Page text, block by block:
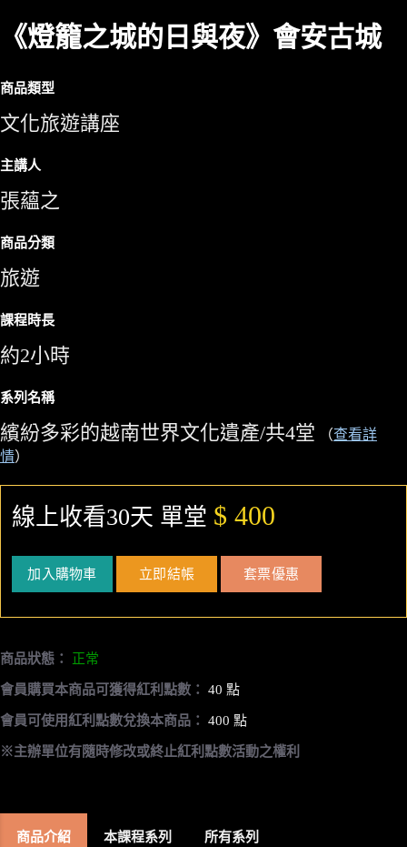
《燈籠之城的日與夜》會安古城
商品類型
文化旅遊講座
主講人
張蘊之
商品分類
旅遊
課程時長
約2小時
系列名稱
繽紛多彩的越南世界文化遺產/共4堂 （查看詳
情）
線上收看30天 單堂 $ 400
加入購物車 立即結帳 套票優惠
商品狀態： 正常
會員購買本商品可獲得紅利點數： 40 點
會員可使用紅利點數兌換本商品： 400 點
※主辦單位有隨時修改或終止紅利點數活動之權利
商品介紹 本課程系列 所有系列